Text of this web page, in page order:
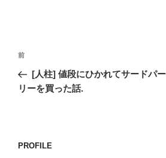
投
ナ
シ
前
の
投
前
[人柱] 値段にひかれてサードパ
リーを買った話.
PROFILE